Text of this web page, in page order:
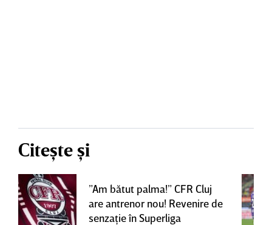
Citește și
”Am bătut palma!” CFR Cluj
are antrenor nou! Revenire de
senzaţie în Superliga